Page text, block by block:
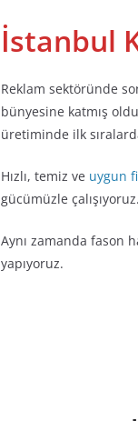
İstanbul
Reklam sektöründe
bünyesine katmış
üretiminde ilk
Hızlı, temiz ve uygun
gücümüzle çalışıyoruz.
Aynı zamanda fason
yapıyoruz.